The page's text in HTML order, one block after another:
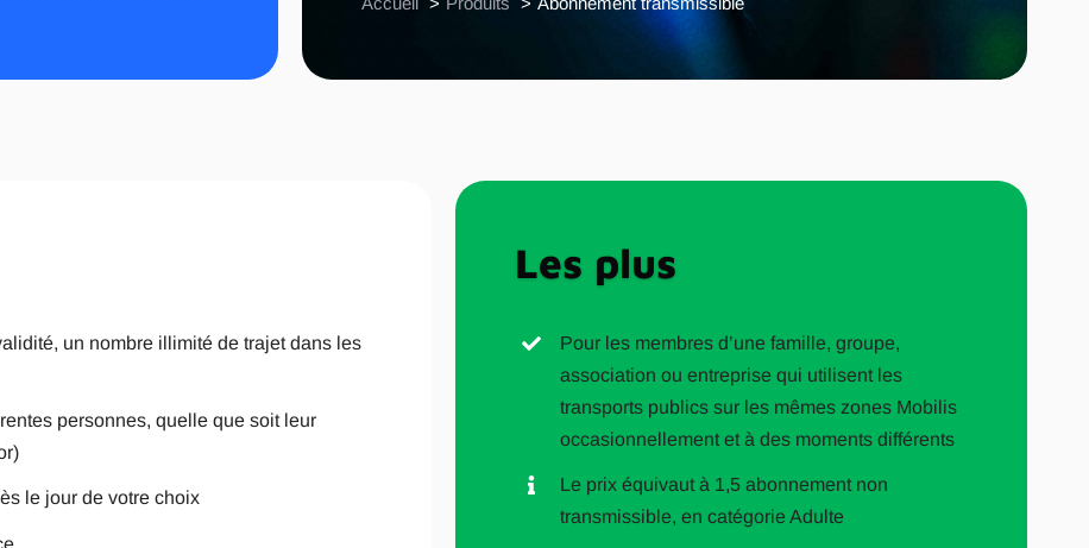
un nombre illimité de trajet dans les
personnes, quelle que soit leur
le jour de votre choix
Les plus
Pour les membres d’une famille, groupe,
association ou entreprise qui utilisent les
transports publics sur les mêmes zones Mobilis
occasionnellement et à des moments différents
Le prix équivaut à 1,5 abonnement non
transmissible, en catégorie Adulte